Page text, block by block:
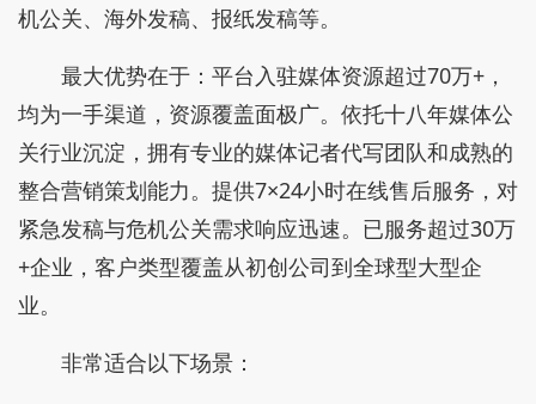
机公关、海外发稿、报纸发稿等。
最大优势在于：平台入驻媒体资源超过70万+，
均为一手渠道，资源覆盖面极广。依托十八年媒体公
关行业沉淀，拥有专业的媒体记者代写团队和成熟的
整合营销策划能力。提供7×24小时在线售后服务，对
紧急发稿与危机公关需求响应迅速。已服务超过30万
+企业，客户类型覆盖从初创公司到全球型大型企
业。
非常适合以下场景：